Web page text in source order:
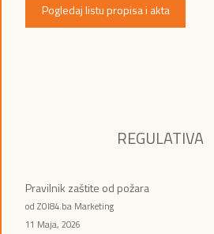
Pogledaj listu propisa i akta
REGULATIVA
Pravilnik zaštite od požara
od ZOI84.ba Marketing
11 Maja, 2026